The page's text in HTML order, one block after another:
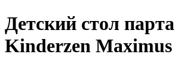
Детский стол парта
Kinderzen Maximus